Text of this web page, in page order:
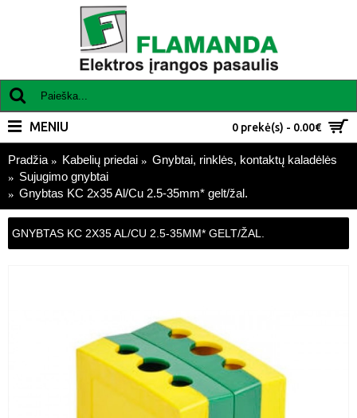
0 prekė(s) - 0.00€
MENIU
Pradžia Kabelių priedai
Gnybtai, rinklės, kontaktų kaladėlės
Sujugimo gnybtai
Gnybtas KC 2x35 Al/Cu 2.5-35mm* gelt/žal.
GNYBTAS KC 2X35 AL/CU 2.5-35MM* GELT/ŽAL.